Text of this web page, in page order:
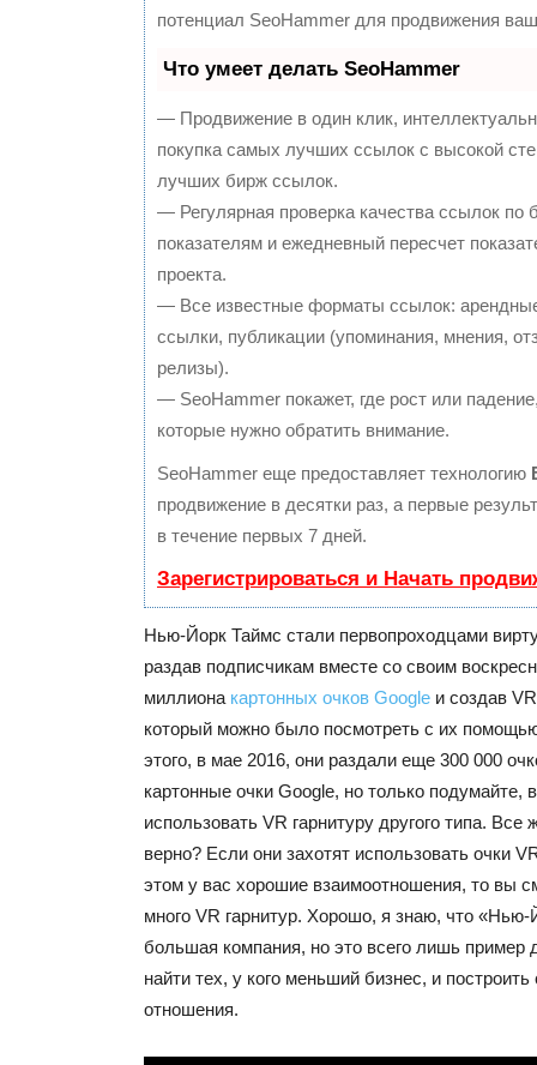
потенциал SeoHammer для продвижения
Что умеет делать SeoHammer
— Продвижение в один клик,
покупка самых лучших ссылок с высокой
лучших бирж ссылок.
— Регулярная проверка качества ссылок по
показателям и ежедневный пересчет
проекта.
— Все известные форматы ссылок:
ссылки, публикации (упоминания, мнения,
релизы).
— SeoHammer покажет, где рост или
которые нужно обратить внимание.
SeoHammer еще предоставляет технологию
продвижение в десятки раз, а первые
в течение первых 7 дней.
Зарегистрироваться и Начать
Нью-Йорк Таймс стали первопроходцами
раздав подписчикам вместе со своим
миллиона картонных очков Google и создав
который можно было посмотреть с их
этого, в мае 2016, они раздали еще 300 000
картонные очки Google, но только подумайте,
использовать VR гарнитуру другого типа.
верно? Если они захотят использовать очки
этом у вас хорошие взаимоотношения, то вы
много VR гарнитур. Хорошо, я знаю, что
большая компания, но это всего лишь пример
найти тех, у кого меньший бизнес, и
отношения.